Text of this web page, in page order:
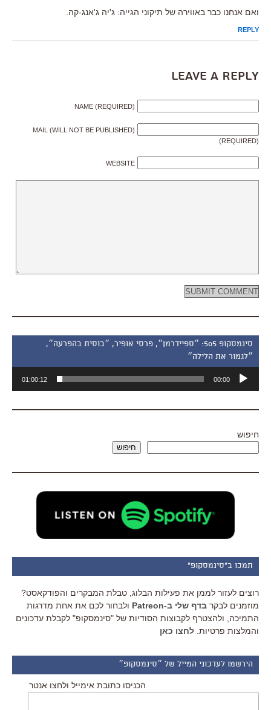
ואם אנחנו כבר באווירה של תיקוני הגייה: ג'יה ג'אנג-קה.
REPLY
Leave a Reply
NAME (REQUIRED)
MAIL (WILL NOT BE PUBLISHED)
(REQUIRED)
WEBSITE
סינמסקופ 505: ״ספיידרמן״, פרסי אופיר, ״בוסית בהפרעה״,
״לגמור את הלילה״
אודיו
00:00
01:00:12
חיפוש
חיפוש
תמכו ב"סינמסקופ"
רוצים לעזור לממן את פעילות הבלוג, טבלת המבקרים והפודקאסט?
מוזמנים לבקר בדף שלי ב-Patreon
ולבחור לכם את אחת מדרגות
התמיכה, ולהצטרף לקבוצות הסודיות של "סינמסקופ" לקבלת עדכונים
והמלצות פרטיות. לחצו כאן
הירשמו לעדכוני המייל של ״סינמסקופ״
הכניסו כתובת אימייל ולחצו אנטר